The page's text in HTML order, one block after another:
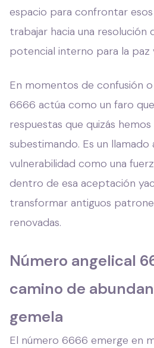
espacio para confrontar
trabajar hacia una resolución
potencial interno para la paz
En momentos de confusión
6666 actúa como un faro
respuestas que quizás
subestimando. Es un llamado
vulnerabilidad como una
dentro de esa aceptación
transformar antiguos
renovadas.
Número angelical
camino de
gemela
El número 6666 emerge en